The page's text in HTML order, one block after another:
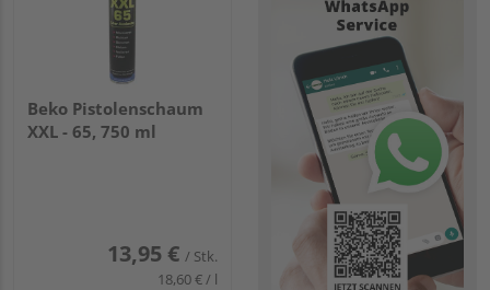
Beko Pistolenschaum
XXL - 65, 750 ml
13,95 € / Stk.
18,60 € / l